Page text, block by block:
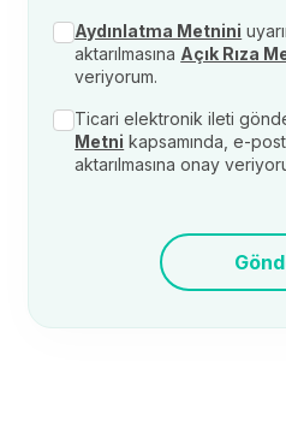
Aydınlatma Metnini
aktarılmasına Açık Rıza
veriyorum.
Ticari elektronik ileti
Metni kapsamında, e-
aktarılmasına onay